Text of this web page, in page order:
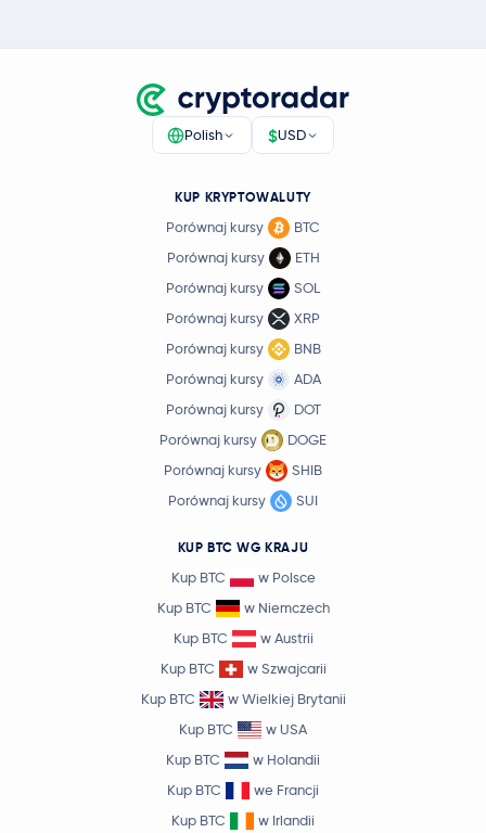
Polish $USD
KUP KRYPTOWALUTY
Porównaj kursy
BTC
Porównaj kursy
ETH
Porównaj kursy
SOL
Porównaj kursy
XRP
Porównaj kursy
BNB
Porównaj kursy
ADA
Porównaj kursy
DOT
Porównaj kursy
DOGE
Porównaj kursy
SHIB
Porównaj kursy
SUI
KUP BTC WG KRAJU
Kup BTC
w Polsce
Kup BTC
w Niemczech
Kup BTC
w Austrii
Kup BTC
w Szwajcarii
Kup BTC
w Wielkiej Brytanii
Kup BTC
w USA
Kup BTC
w Holandii
Kup BTC
we Francji
Kup BTC
w Irlandii